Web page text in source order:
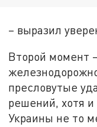
– выразил
Второй момент
пресловутые
решений, хотя и
Украины не то